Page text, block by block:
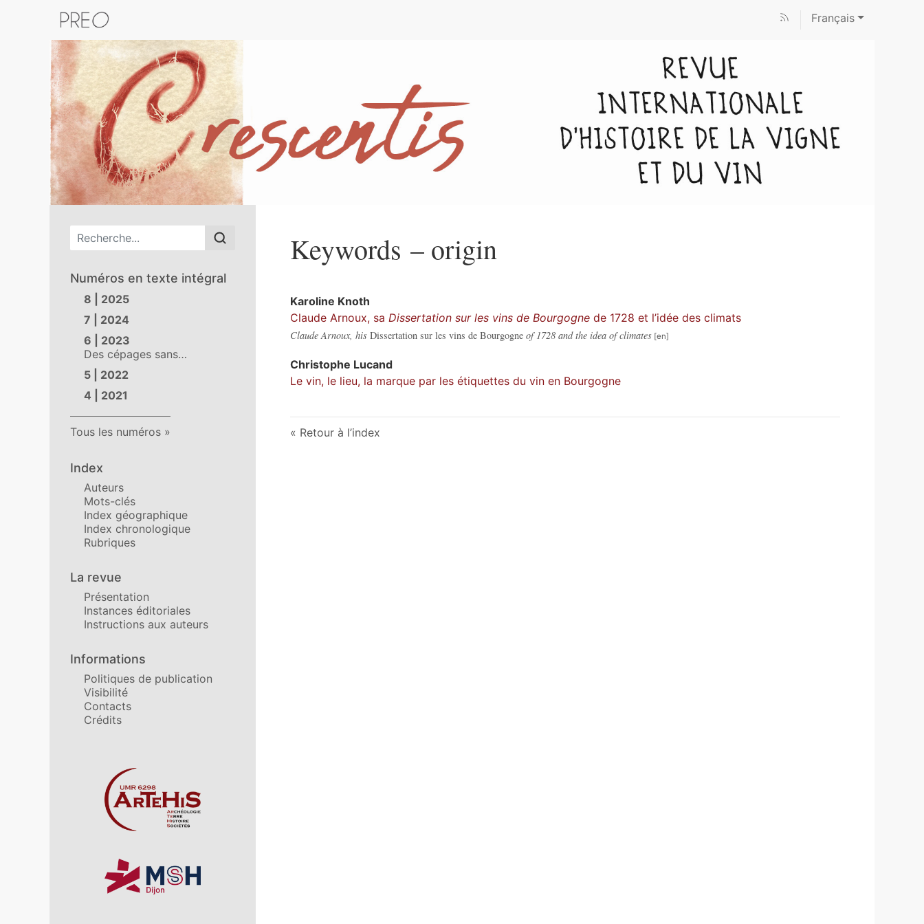
Français
Menu principal
Numéros en texte intégral
8 | 2025
7 | 2024
6 | 2023
Des cépages sans…
5 | 2022
4 | 2021
Tous les numéros
Index
Auteurs
Mots-clés
Index géographique
Index chronologique
Rubriques
La revue
Présentation
Instances éditoriales
Instructions aux auteurs
Informations
Politiques de publication
Visibilité
Contacts
Crédits
Affiliations/partenaires
Keywords – origin
Karoline Knoth
Claude Arnoux, sa Dissertation sur les vins de Bourgogne de 1728 et l’idée des climats
Claude Arnoux, his Dissertation sur les vins de Bourgogne of 1728 and the idea of climates
Christophe Lucand
Le vin, le lieu, la marque par les étiquettes du vin en Bourgogne
Retour à l’index